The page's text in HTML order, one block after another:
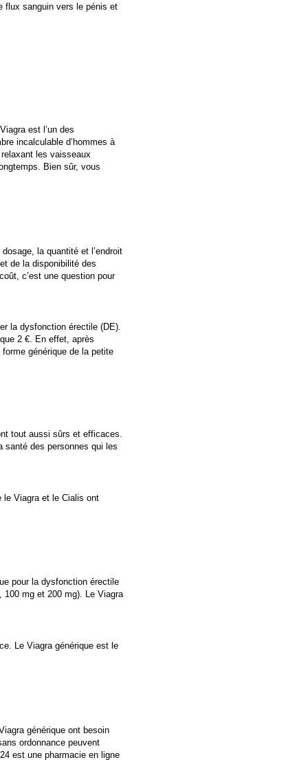
flux sanguin vers le pénis et
est l’un des
incalculable d’hommes à
les vaisseaux
Bien sûr, vous
la quantité et l’endroit
de la disponibilité des
c’est une question pour
la dysfonction érectile (DE).
2 €. En effet, après
générique de la petite
tout aussi sûrs et efficaces.
santé des personnes qui les
le Viagra et le Cialis ont
pour la dysfonction érectile
100 mg et 200 mg). Le Viagra
Le Viagra générique est le
générique ont besoin
ordonnance peuvent
est une pharmacie en ligne